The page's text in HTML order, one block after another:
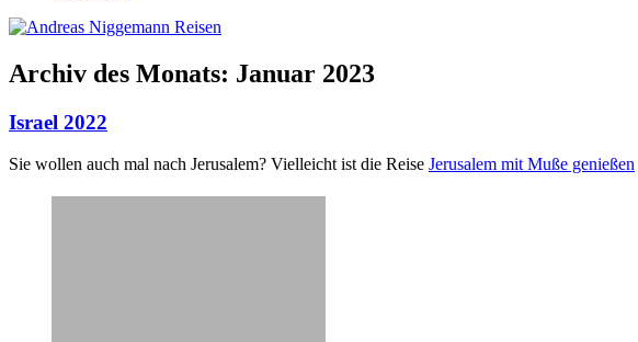
Archiv des Monats: Januar 2023
Israel 2022
Sie wollen auch mal nach Jerusalem? Vielleicht ist die Reise Jerusalem mit Muße genießen